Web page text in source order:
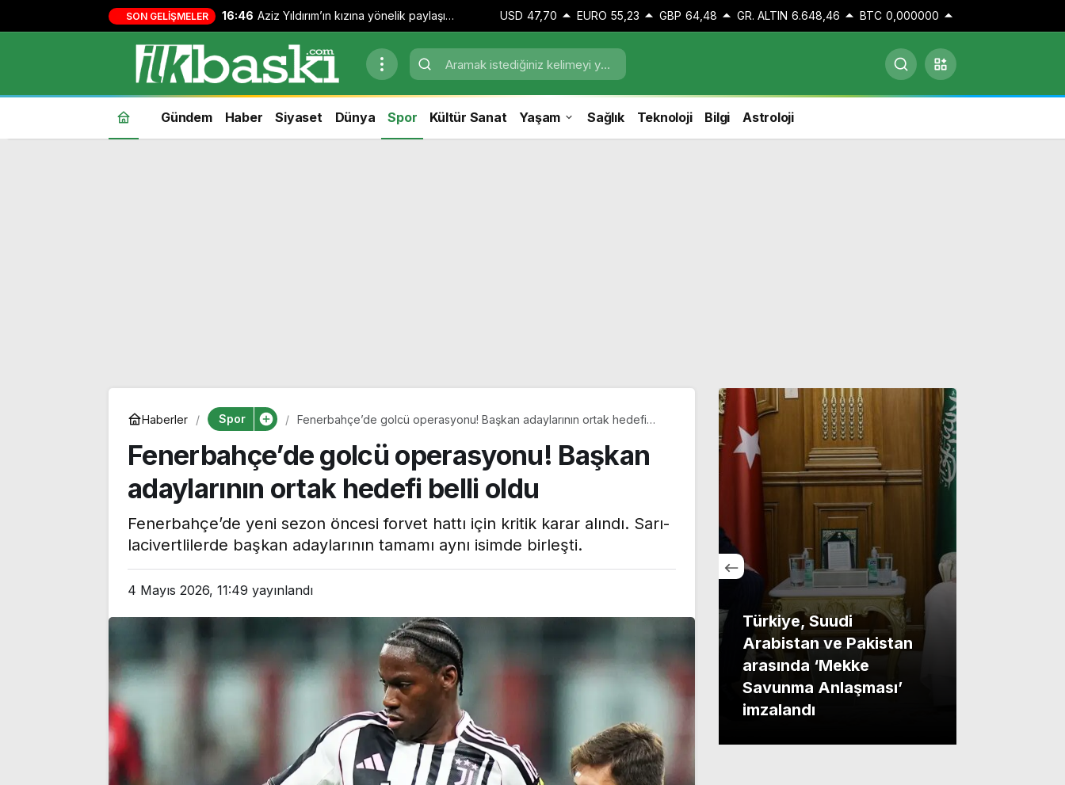
SON GELIŞMELER 16:46 Aziz Yıldırım’ın kızına yönelik paylaşım
yapan kişi hakkında adli kontrol kararı
USD 47,70 EURO 55,23 GBP 64,48 GR. ALTIN 6.648,46 BTC 0,000000
Gündem Haber Siyaset Dünya Spor Kültür Sanat Yaşam Sağlık Teknoloji Bilgi Astroloji
Haberler Spor
Fenerbahçe’de golcü operasyonu! Başkan adaylarının ortak hedefi
Fenerbahçe’de golcü operasyonu! Başkan
adaylarının ortak hedefi belli oldu
Fenerbahçe’de yeni sezon öncesi forvet hattı için kritik karar alındı. Sarı-
lacivertlilerde başkan adaylarının tamamı aynı isimde birleşti.
4 Mayıs 2026, 11:49 yayınlandı
Başkanı Ahmet
54 yıllık parti
istifa etti
Özgür Özel’den Le
Monde’a çarpıcı yazı:
‘Bu sürecin kırılma
noktası…’
Trendyol 1. Lig’de yeni
Türkiye, Suudi
Arabistan ve Pakistan
arasında ‘Mekke
Savunma Anlaşması’
imzalandı